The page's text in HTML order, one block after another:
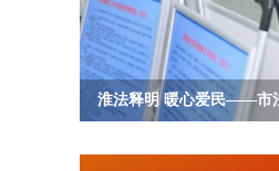
淮法释明 暖心爱民——市